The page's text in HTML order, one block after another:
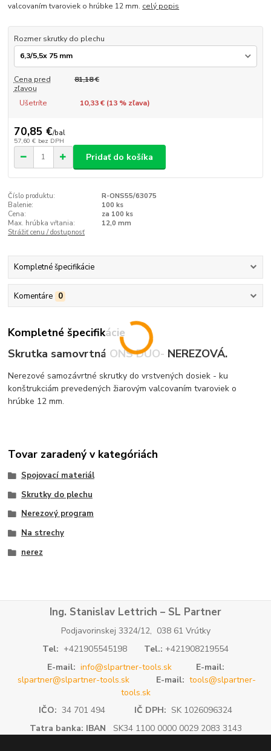
valcovaním tvaroviek o hrúbke 12 mm. celý popis
Rozmer skrutky do plechu
Cena pred
zľavou
81,18 €
Ušetríte 10,33 € (13% zľava)
70,85 €/bal
57,60 € bez DPH
Pridať do košíka
Číslo produktu:
R-ONS55/63075
Balenie:
100 ks
Cena:
za 100 ks
Max. hrúbka vŕtania:
12,0 mm
Strážiť cenu / dostupnosť
Kompletné špecifikácie
Komentáre 0
Kompletné špecifikácie
Skrutka samovrtná ONS DUO- NEREZOVÁ.
Nerezové samozávrtné skrutky do vrstvených dosiek - ku
konštrukciám prevedených žiarovým valcovaním tvaroviek o
hrúbke 12 mm.
Tovar zaradený v kategóriách
Spojovací materiál
Skrutky do plechu
Nerezový program
Na strechy
nerez
Ing. Stanislav Lettrich – SL Partner
Podjavorinskej 3324/12, 038 61 Vrútky
Tel: +421905545198 Tel.: +421908219554
E-mail: info@slpartner-tools.sk
E-mail:
slpartner@slpartner-tools.sk
E-mail: tools@slpartner-
tools.sk
IČO: 34 701 494 IČ DPH: SK 1026096324
Tatra banka: IBAN SK34 1100 0000 0029 2083 3143